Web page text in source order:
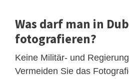
Was darf man in
fotografieren?
Keine Militär- und
Vermeiden Sie das